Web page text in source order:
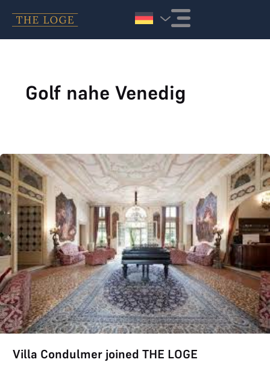
Golf nahe Venedig
Villa Condulmer joined THE LOGE
Villa Condulmer joined THE LOGE